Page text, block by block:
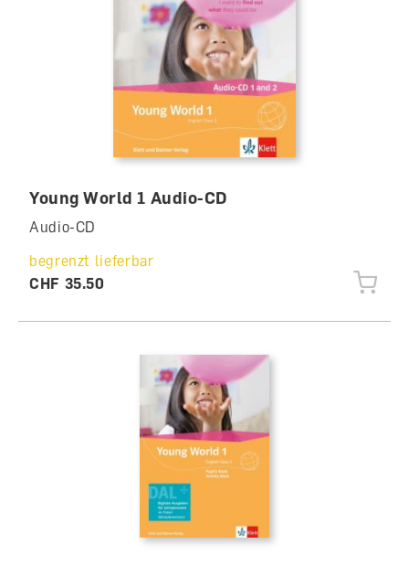
Young World 1 Audio-CD
Audio-CD
begrenzt lieferbar
CHF 35.50